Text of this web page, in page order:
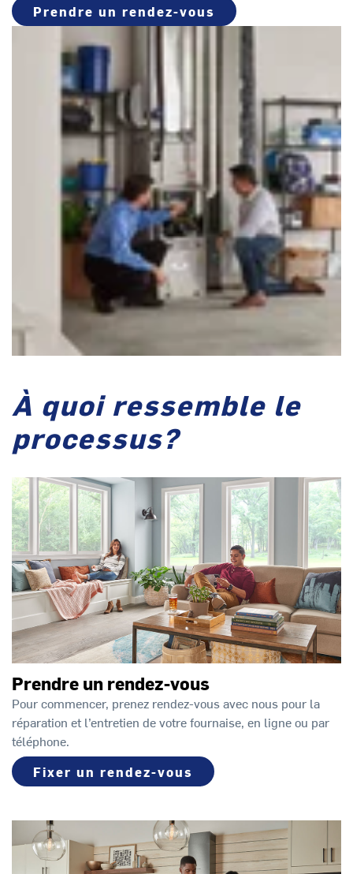
Prendre un rendez-vous
À quoi ressemble le
processus?
Prendre un rendez-vous
Pour commencer, prenez rendez-vous avec nous pour la
réparation et l’entretien de votre fournaise, en ligne ou par
téléphone.
Fixer un rendez-vous